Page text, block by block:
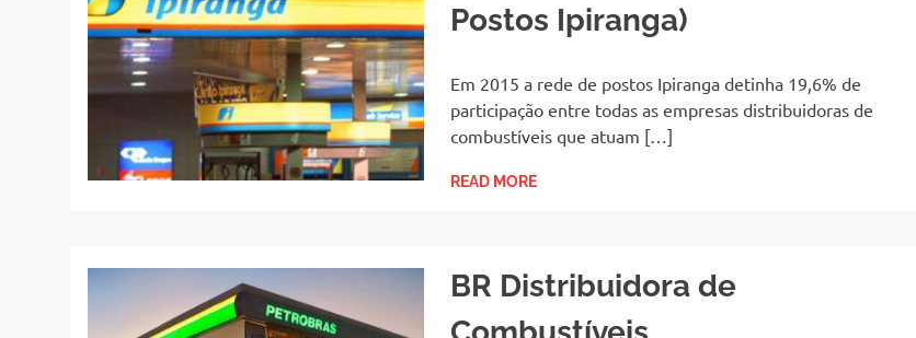
Postos Ipiranga)
Em 2015 a rede de postos Ipiranga detinha 19,6% de
participação entre todas as empresas distribuidoras de
combustíveis que atuam […]
READ MORE
BR Distribuidora de